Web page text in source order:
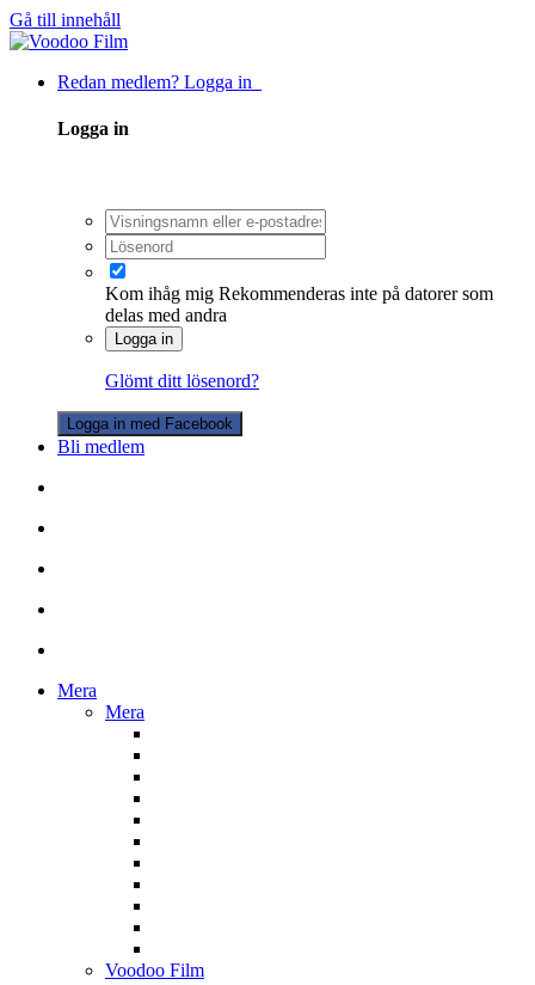
Gå till innehåll
Redan medlem? Logga in
Logga in
Kom ihåg mig Rekommenderas inte på datorer som
delas med andra
Logga in
Glömt ditt lösenord?
Logga in med Facebook
Bli medlem
Mera
Mera
Voodoo Film